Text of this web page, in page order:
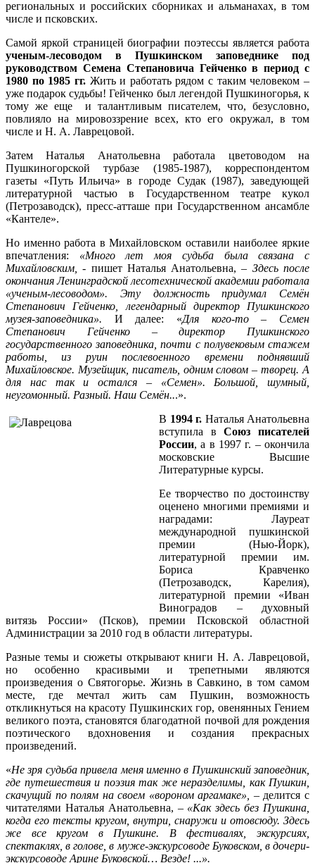
региональных и российских сборниках и альманахах, в том
числе и псковских.
Самой яркой страницей биографии поэтессы является работа
ученым-лесоводом в Пушкинском заповеднике под
руководством Семена Степановича Гейченко в период с
1980 по 1985 гг.Жить и работать рядом с таким человеком –
уже подарок судьбы! Гейченко был легендой Пушкиногорья, к
тому же еще и талантливым писателем, что, безусловно,
повлияло на мировоззрение всех, кто его окружал, в том
числе и Н. А. Лаврецовой.
Затем Наталья Анатольевна работала цветоводом на
Пушкиногорской турбазе (1985-1987), корреспондентом
газеты «Путь Ильича» в городе Судак (1987), заведующей
литературной частью в Государственном театре кукол
(Петрозаводск), пресс-атташе при Государственном ансамбле
«Кантеле».
Но именно работа в Михайловском оставили наиболее яркие
впечатления: «Много лет моя судьба была связана с
Михайловским,
- пишет Наталья Анатольевна, – Здесь после
окончания Ленинградской лесотехнической академии работала
«ученым-лесоводом». Эту должность придумал Семён
Степанович Гейченко, легендарный директор Пушкинского
музея-заповедника». И далее: «Для кого-то – Семен
Степанович Гейченко – директор Пушкинского
государственного заповедника, почти с полувековым стажем
работы, из руин послевоенного времени поднявший
Михайловское. Музейщик, писатель, одним словом – творец. А
для нас так и остался – «Семен». Большой, шумный,
неугомонный. Разный. Наш Семён...».
В 1994 г. Наталья Анатольевна
вступила вСоюз писателей
России, а в 1997 г. –окончила
московские Высшие
Литературные курсы.
Ее творчество по достоинству
оценено многими премиями и
наградами: Лауреат
международной пушкинской
премии (Нью-Йорк),
литературной премии им.
Бориса Кравченко
(Петрозаводск, Карелия),
литературной премии «Иван
Виноградов – духовный
витязь России» (Псков), премии Псковской областной
Администрации за 2010 год в области литературы.
Разные темы и сюжеты открывают книги Н. А. Лаврецовой,
но особенно красивыми и трепетными являются
произведения о Святогорье. Жизнь в Савкино, в том самом
месте, где мечтал жить сам Пушкин, возможность
откликнуться на красоту Пушкинских гор, овенянных Гением
великого поэта, становятся благодатной почвой для рождения
поэтического вдохновения и создания прекрасных
произведений.
«Не зря судьба привела меня именно в Пушкинский заповедник,
где путешествия и поэзия так же неразделимы, как Пушкин,
скачущий по полям на своем «вороном аргамаке»,
– делится с
читателями Наталья Анатольевна, – «Как здесь без Пушкина,
когда его тексты кругом, внутри, снаружи и отовсюду. Здесь
же все кругом в Пушкине. В фестивалях, экскурсиях,
спектаклях, в голове, в муже-экскурсоводе Буковском, в дочери-
экскурсоводе Арине Буковской… Везде! ...».